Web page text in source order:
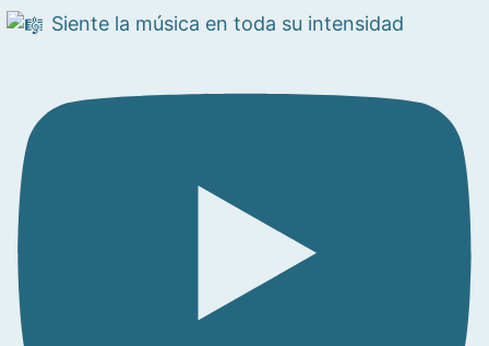
Siente la música en toda su intensidad